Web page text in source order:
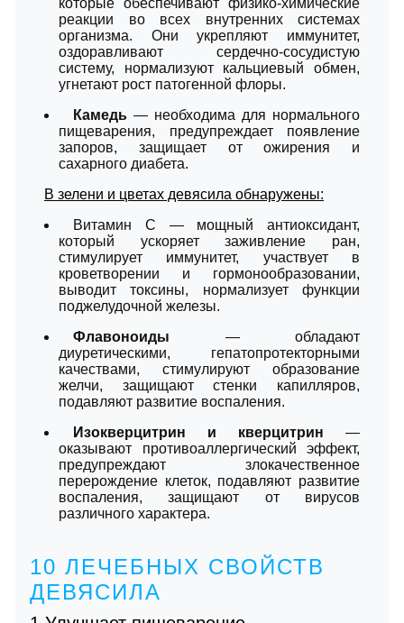
реакции во всех внутренних системах
организма. Они укрепляют иммунитет,
оздоравливают сердечно-сосудистую
систему, нормализуют кальциевый обмен,
угнетают рост патогенной флоры.
Камедь — необходима для нормального
пищеварения, предупреждает появление
запоров, защищает от ожирения и
сахарного диабета.
В зелени и цветах девясила обнаружены:
Витамин С — мощный антиоксидант,
который ускоряет заживление ран,
стимулирует иммунитет, участвует в
кроветворении и гормонообразовании,
выводит токсины, нормализует функции
поджелудочной железы.
Флавоноиды — обладают
диуретическими, гепатопротекторными
качествами, стимулируют образование
желчи, защищают стенки капилляров,
подавляют развитие воспаления.
Изокверцитрин и кверцитрин —
оказывают противоаллергический эффект,
предупреждают злокачественное
перерождение клеток, подавляют развитие
воспаления, защищают от вирусов
различного характера.
10 ЛЕЧЕБНЫХ СВОЙСТВ
ДЕВЯСИЛА